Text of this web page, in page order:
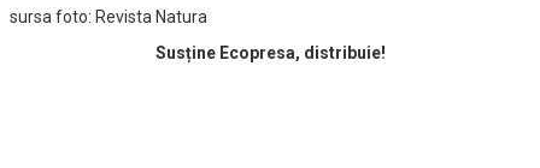
sursa foto: Revista Natura
Susține Ecopresa, distribuie!